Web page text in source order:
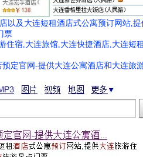
以及大连短租酒店式公寓预订网站,
票
住宿,大连旅馆,大连快捷酒店,大连短
定官网-提供大连公寓酒店和大连旅